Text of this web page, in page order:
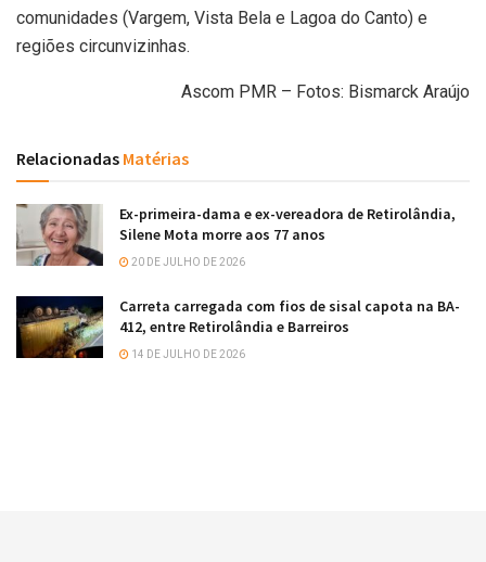
comunidades (Vargem, Vista Bela e Lagoa do Canto) e
regiões circunvizinhas.
Ascom PMR – Fotos: Bismarck Araújo
Relacionadas Matérias
Ex-primeira-dama e ex-vereadora de Retirolândia,
Silene Mota morre aos 77 anos
20 DE JULHO DE 2026
Carreta carregada com fios de sisal capota na BA-
412, entre Retirolândia e Barreiros
14 DE JULHO DE 2026